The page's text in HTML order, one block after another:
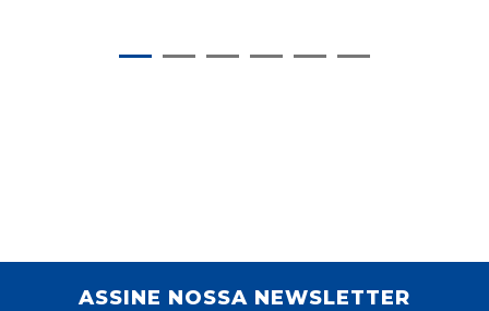
ASSINE NOSSA NEWSLETTER